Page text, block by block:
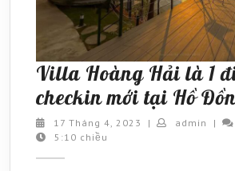
Villa Hoàng Hải là 1
checkin mới tại Hồ
17 Tháng 4, 2023 17| admin admin
|
5:10 chiều